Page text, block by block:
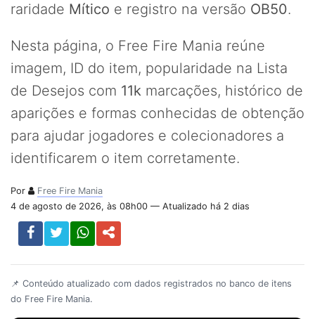
raridade Mítico e registro na versão OB50.
Nesta página, o Free Fire Mania reúne
imagem, ID do item, popularidade na Lista
de Desejos com 11k marcações, histórico de
aparições e formas conhecidas de obtenção
para ajudar jogadores e colecionadores a
identificarem o item corretamente.
Por
Free Fire Mania
4 de agosto de 2026, às 08h00 — Atualizado há 2 dias
📌 Conteúdo atualizado com dados registrados no banco de itens
do Free Fire Mania.